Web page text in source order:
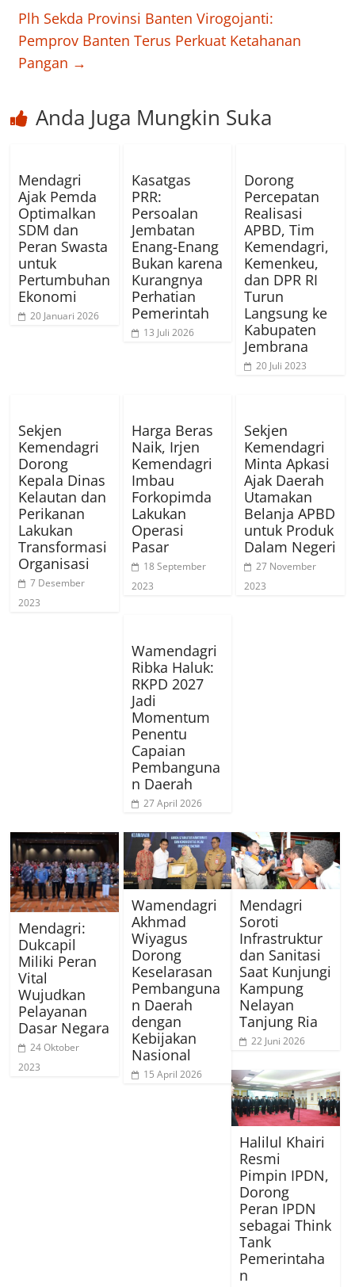
Plh Sekda Provinsi Banten Virogojanti:
Pemprov Banten Terus Perkuat Ketahanan
Pangan →
Anda Juga Mungkin Suka
Mendagri
Ajak Pemda
Optimalkan
SDM dan
Peran Swasta
untuk
Pertumbuhan
Ekonomi
20 Januari 2026
Kasatgas
PRR:
Persoalan
Jembatan
Enang-Enang
Bukan karena
Kurangnya
Perhatian
Pemerintah
13 Juli 2026
Dorong
Percepatan
Realisasi
APBD, Tim
Kemendagri,
Kemenkeu,
dan DPR RI
Turun
Langsung ke
Kabupaten
Jembrana
20 Juli 2023
Sekjen
Kemendagri
Dorong
Kepala Dinas
Kelautan dan
Perikanan
Lakukan
Transformasi
Organisasi
7 Desember
2023
Harga Beras
Naik, Irjen
Kemendagri
Imbau
Forkopimda
Lakukan
Operasi
Pasar
18 September
2023
Sekjen
Kemendagri
Minta Apkasi
Ajak Daerah
Utamakan
Belanja APBD
untuk Produk
Dalam Negeri
27 November
2023
Wamendagri
Ribka Haluk:
RKPD 2027
Jadi
Momentum
Penentu
Capaian
Pembanguna
n Daerah
27 April 2026
Mendagri:
Dukcapil
Miliki Peran
Vital
Wujudkan
Pelayanan
Dasar Negara
24 Oktober
2023
Wamendagri
Akhmad
Wiyagus
Dorong
Keselarasan
Pembanguna
n Daerah
dengan
Kebijakan
Nasional
15 April 2026
Mendagri
Soroti
Infrastruktur
dan Sanitasi
Saat Kunjungi
Kampung
Nelayan
Tanjung Ria
22 Juni 2026
Halilul Khairi
Resmi
Pimpin IPDN,
Dorong
Peran IPDN
sebagai Think
Tank
Pemerintaha
n